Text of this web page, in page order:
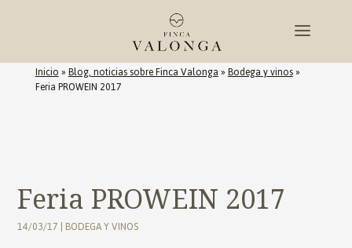
Inicio»Blog, noticias sobre Finca Valonga»Bodega y vinos»
Feria PROWEIN 2017
Feria PROWEIN 2017
14/03/17 | BODEGA Y VINOS